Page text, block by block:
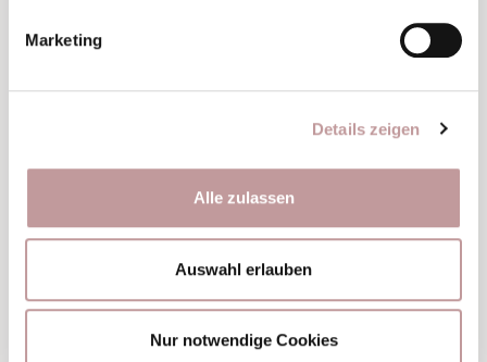
Marketing
Details zeigen
Alle zulassen
Auswahl erlauben
Nur notwendige Cookies